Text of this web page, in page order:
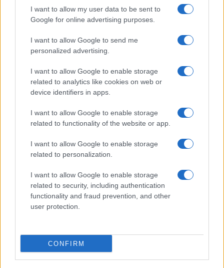
I want to allow my user data to be sent to
Google for online advertising purposes.
I want to allow Google to send me
personalized advertising.
I want to allow Google to enable storage
related to analytics like cookies on web or
device identifiers in apps.
I want to allow Google to enable storage
related to functionality of the website or app.
I want to allow Google to enable storage
related to personalization.
I want to allow Google to enable storage
related to security, including authentication
functionality and fraud prevention, and other
user protection.
CONFIRM
Continua a leggere
MONEY NEWS